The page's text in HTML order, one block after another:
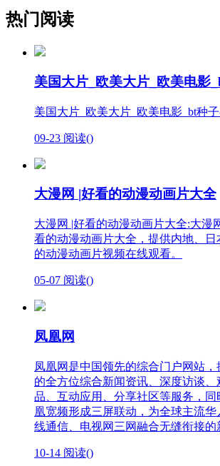
热门阅读
美国大片_欧美大片_欧美电影
美国大片_欧美大片_欧美电影_bt种
09-23 阅读()
大漫网 |好看的动漫动画片大全
大漫网 |好看的动漫动画片大全:大漫
看的动漫动画片大全，提供内地、
的动漫动画片视频在线观看。
05-07 阅读()
凤凰网
凤凰网是中国领先的综合门户网站
的全方位综合新闻资讯、深度访谈
品、互动应用、分享社区等服务，
凰宽频形成三屏联动，为全球主流
线通信、电视网三网融合无缝衔接的
10-14 阅读()